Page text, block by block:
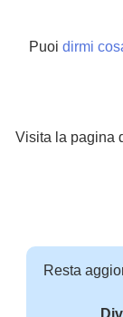
Puoi dirmi
Visita la pagina
Resta